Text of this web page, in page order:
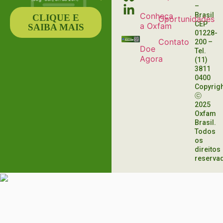
Conheça
a Oxfam
Doe
Agora
Oportunidades
Contato
–
Brasil
CEP
01228-
200 –
Tel.
(11)
3811
0400
ⓒ
2025
Oxfam
Brasil.
Todos
os
direitos
CLIQUE E
SAIBA MAIS